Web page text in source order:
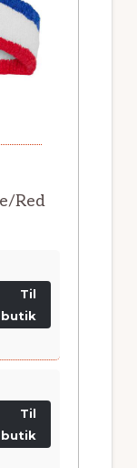
Red
Til
butik
Til
butik